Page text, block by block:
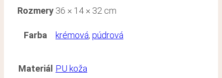
Rozmery 36 × 14 × 32 cm
Farba krémová, púdrová
Materiál PU koža